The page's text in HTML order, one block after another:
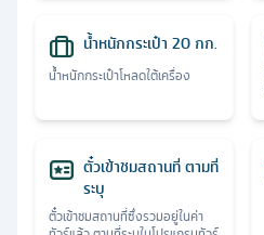
น้ำหนักกระเป๋า 20 กก.
น้ำหนักกระเป๋าโหลดใต้เครื่อง
ตั๋วเข้าชมสถานที่ ตามที่
ระบุ
ตั๋วเข้าชมสถานที่ซึ่งรวมอยู่ในค่า